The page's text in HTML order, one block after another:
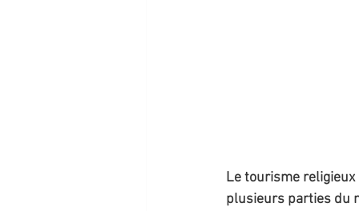
Le tourisme
plusieurs parties du